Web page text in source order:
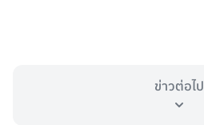
ข่าวต่อไป